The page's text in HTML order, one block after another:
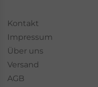
Kontakt
Impressum
Über uns
Versand
AGB